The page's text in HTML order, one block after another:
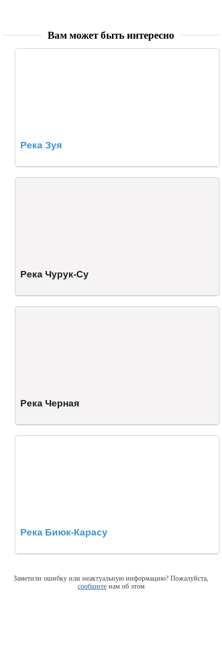
Вам может быть интересно
Река Зуя
Река Чурук-Су
Река Черная
Река Биюк-Карасу
Заметили ошибку или неактуальную информацию? Пожалуйста,
сообщитенам об этом